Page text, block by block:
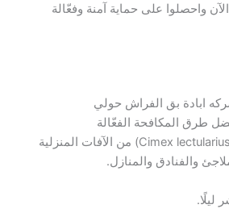
واحصلوا على حماية آمنة وفعّالة
ابادة بق الفراش حولي
طرق المكافحة الفعّالة
تُعد حشرة بق الفراش (Cimex lectularius) من الآفات المنزلية
والفنادق والمنازل.
ليلًا.